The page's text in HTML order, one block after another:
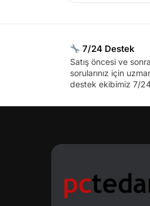
7/24 Destek
Satış öncesi ve
sorularınız için
destek ekibimiz 7/24